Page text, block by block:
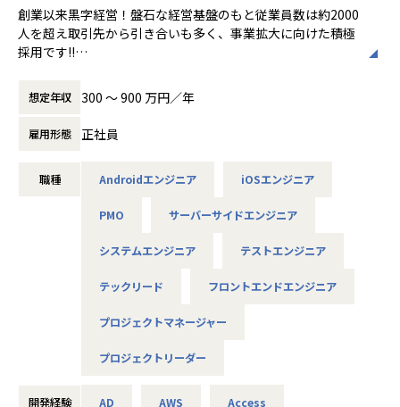
創業以来黒字経営！盤石な経営基盤のもと従業員数は約2000
人を超え取引先から引き合いも多く、事業拡大に向けた積極
採用です!!
ご志向／ご希望に応じて、プロジェクトを決定しますので、
是非面接でお話しください！
◆取引業界
・ システム要件定義・設計（上流）SE
※ご志向・ご希望に応じて、プロジェクトを決定します
を前提としています。
■魅力ポイント
想定年収 300 〜 900 万円／年
雇用形態 正社員
職種 Androidエンジニア iOSエンジニア
PMO サーバーサイドエンジニア
システムエンジニア テストエンジニア
テックリード フロントエンドエンジニア
プロジェクトマネージャー
プロジェクトリーダー
開発経験 AD AWS Access